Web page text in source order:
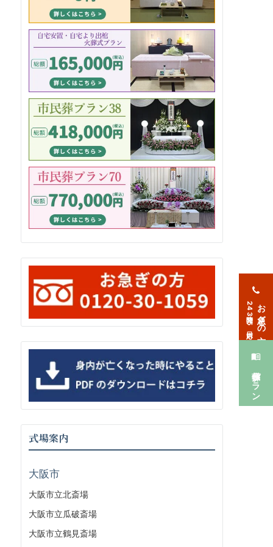
式場案内
大阪市
大阪市立北斎場
大阪市立瓜破斎場
大阪市立鶴見斎場
お急ぎの方
24時間365日対応
葬儀プラン